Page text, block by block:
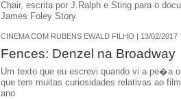
Chair, escrita por J.Ralph e Sting para o
James Foley Story
CINEMA COM RUBENS EWALD FILHO | 13/02/2017
Fences: Denzel na Broadway
Um texto que eu escrevi quando vi a pe�a
que tem muitas curiosidades relativas ao
ano